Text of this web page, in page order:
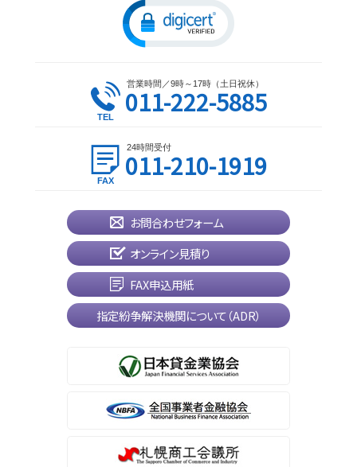
営業時間／9時～17時（土日祝休）
011-222-5885
24時間受付
011-210-1919
お問合わせフォーム
オンライン見積り
FAX申込用紙
指定紛争解決機関について（ADR）